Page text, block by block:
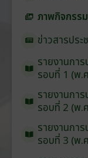
ภาพกิจกรร
ข่าวสารปร
รายงานกา
รอบ⁠ที่ 1 (พ.
รายงานกา
รอบ⁠ที่ 2 (พ.
รายงานกา
รอบ⁠ที่ 3 (พ.